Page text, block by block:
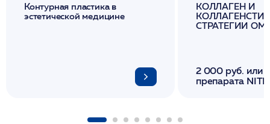
Контурная пластика в
эстетической медицине
КОЛЛАГЕН И
СТРАТЕГИИ
2 000 руб. или
препарата